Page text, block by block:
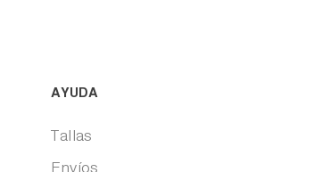
AYUDA
Tallas
Envíos